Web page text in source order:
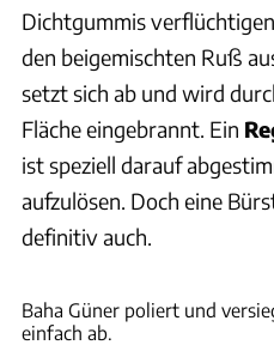
Dichtgummis
den beigemischten Ruß
setzt sich ab und wird
Fläche eingebrannt. Ein
ist speziell darauf
aufzulösen. Doch eine
definitiv auch.
Baha Güner poliert und
einfach ab.